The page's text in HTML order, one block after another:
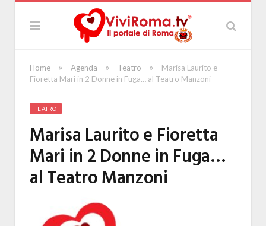
Home » Agenda » Teatro »
Marisa Laurito e
Fioretta Mari in 2 Donne in Fuga… al Teatro Manzoni
TEATRO
Marisa Laurito e Fioretta
Mari in 2 Donne in Fuga…
al Teatro Manzoni